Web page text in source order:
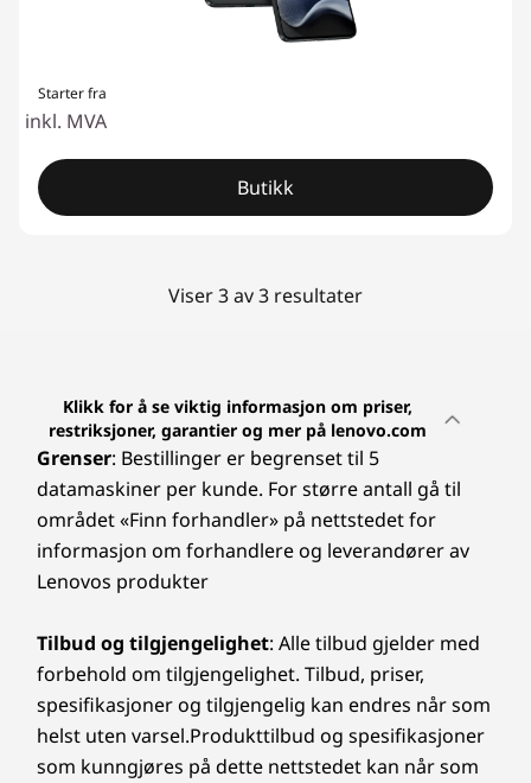
Starter fra
inkl. MVA
Butikk
Viser 3 av 3 resultater
Klikk for å se viktig informasjon om priser,
restriksjoner, garantier og mer på lenovo.com
Grenser: Bestillinger er begrenset til 5
datamaskiner per kunde. For større antall gå til
området «Finn forhandler» på nettstedet for
informasjon om forhandlere og leverandører av
Lenovos produkter
Tilbud og tilgjengelighet: Alle tilbud gjelder med
forbehold om tilgjengelighet. Tilbud, priser,
spesifikasjoner og tilgjengelig kan endres når som
helst uten varsel.Produkttilbud og spesifikasjoner
som kunngjøres på dette nettstedet kan når som